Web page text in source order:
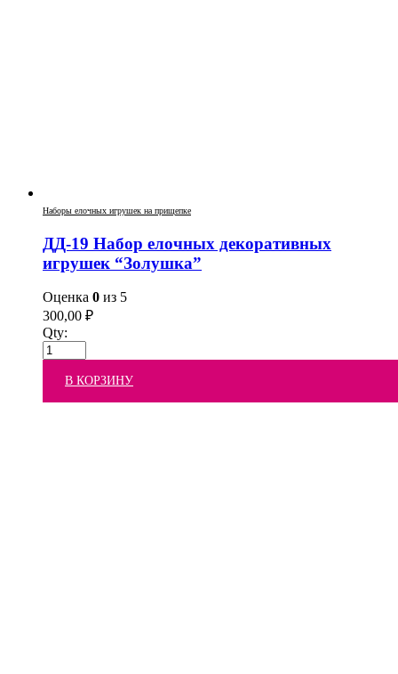
Наборы елочных игрушек на прищепке
ДД-19 Набор елочных декоративных
игрушек “Золушка”
Оценка 0 из 5
300,00 ₽
Qty:
В КОРЗИНУ